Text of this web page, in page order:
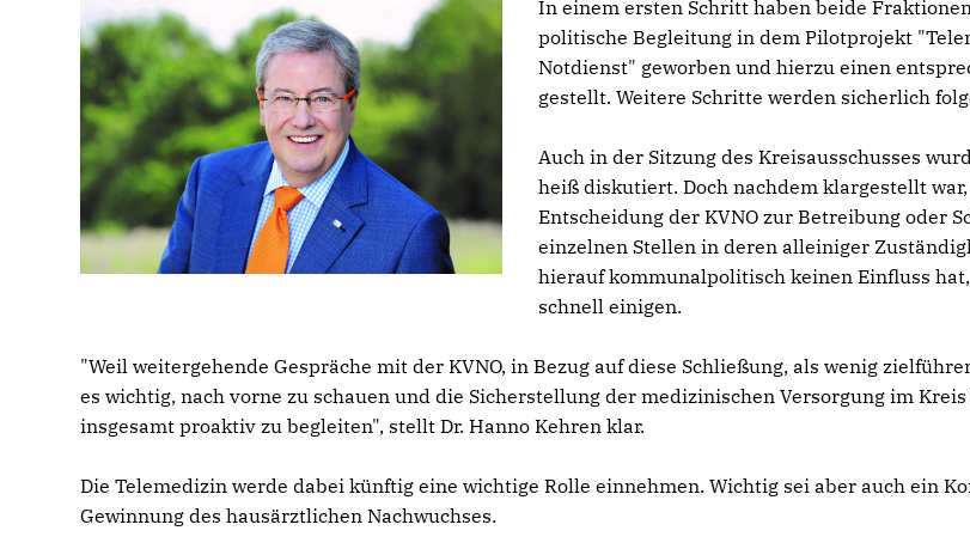
In einem ersten Schritt haben beide
politische Begleitung in dem Pilotprojekt
Notdienst" geworben und hierzu einen
gestellt. Weitere Schritte werden sicherlich
Auch in der Sitzung des Kreisausschusses
heiß diskutiert. Doch nachdem klargestellt war,
Entscheidung der KVNO zur Betreibung oder
einzelnen Stellen in deren alleiniger
hierauf kommunalpolitisch keinen Einfluss
schnell einigen.
"Weil weitergehende Gespräche mit der KVNO, in Bezug auf diese Schließung, als wenig
es wichtig, nach vorne zu schauen und die Sicherstellung der medizinischen Versorgung im
insgesamt proaktiv zu begleiten", stellt Dr. Hanno Kehren klar.
Die Telemedizin werde dabei künftig eine wichtige Rolle einnehmen. Wichtig sei aber auch ein
Gewinnung des hausärztlichen Nachwuchses.